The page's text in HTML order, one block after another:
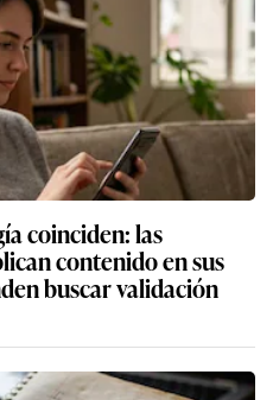
coinciden: las
contenido en sus
buscar validación